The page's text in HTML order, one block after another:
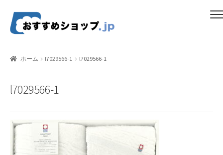
ナ
ビ
ン
キ
ッ
プ
コ
ン
ス
プ
ギフトカタログ（ユニバース）
gold-form
CF Dashboard
ホーム l7029566-1 l7029566-1
l7029566-1